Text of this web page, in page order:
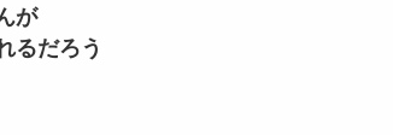
が
るだろう